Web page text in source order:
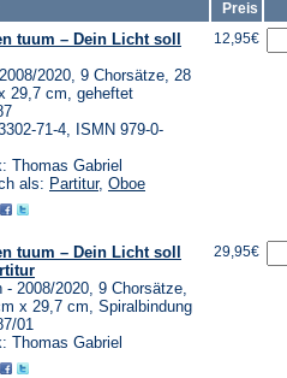
Preis
tuum – Dein Licht soll
2020, 9 Chorsätze, 28
29,7 cm, geheftet
71-4, ISMN 979-0-
Thomas Gabriel
als: Partitur, Oboe
12,95€
tuum – Dein Licht soll
- 2008/2020, 9 Chorsätze,
x 29,7 cm, Spiralbindung
01
Thomas Gabriel
29,95€